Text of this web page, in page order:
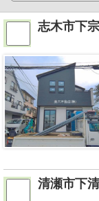
志木市下
清瀬市下